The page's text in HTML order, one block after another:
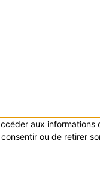
aux
ou de retirer